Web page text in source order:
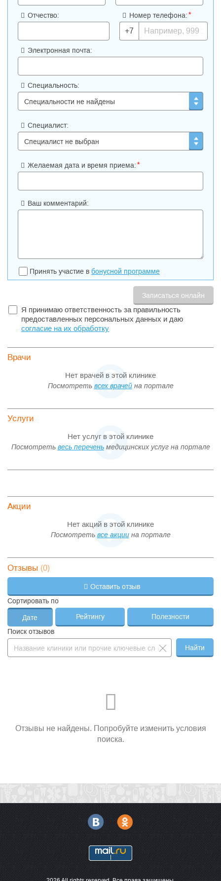
Отчество: Номер телефона:*
+7
Электронная почта:
Специальность:
Специалист:
Желаемая дата и время приема:*
Ваш комментарий:
Принять участие в бонусной программе
Я принимаю ответственность за правильность
предоставленных персональных данных и даю
согласие на их обработку
Врачи
Нет врачей в этой клинике
Посмотреть всех врачейна портале
Услуги
Нет услуг в этой клинике
Посмотреть весь переченьмедицинских услуг на портале
Акции
Нет акций в этой клинике
Посмотреть все акциина портале
Отзывы (0)
Оставить отзыв
Сортировать по
Дате Рейтингу
Полезности
Поиск отзывов
Найти
Отзывы не найдены. Попробуйте изменить условия
поиска.